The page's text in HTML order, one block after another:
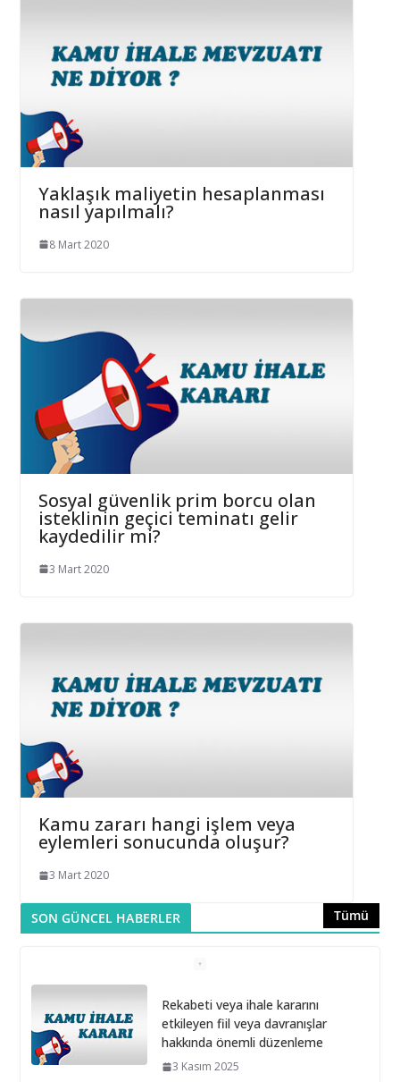
Yaklaşık maliyetin hesaplanması
nasıl yapılmalı?
8 Mart 2020
Sosyal güvenlik prim borcu olan
isteklinin geçici teminatı gelir
kaydedilir mi?
3 Mart 2020
Kamu zararı hangi işlem veya
eylemleri sonucunda oluşur?
3 Mart 2020
SON GÜNCEL HABERLER Tümü
Rekabeti veya ihale kararını
etkileyen fiil veya davranışlar
hakkında önemli düzenleme
3 Kasım 2025